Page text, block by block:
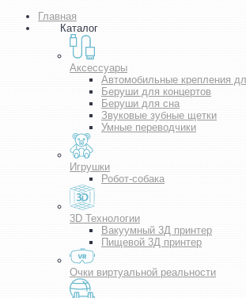
Главная
Каталог
Аксессуары
Автомобильные крепления
Беруши для концертов
Беруши для сна
Звуковые зубные щетки
Умные переводчики
Игрушки
Робот-собака
3D Технологии
Вакуумный 3Д принтер
Пищевой 3Д принтер
Очки виртуальной реальности